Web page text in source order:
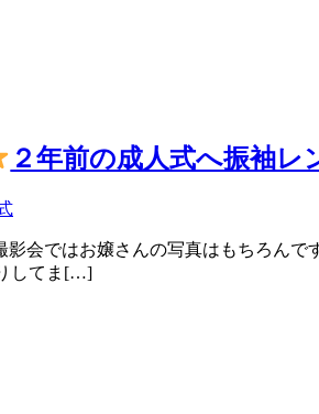
２年前の成人式へ振袖レ
会ではお嬢さんの写真はもちろん
してま[…]